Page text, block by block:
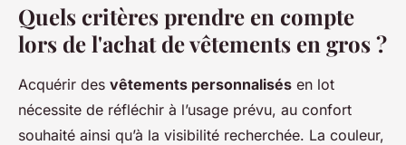
Quels critères prendre en compte
lors de l'achat de vêtements en gros ?
Acquérir des vêtements personnalisés en lot
nécessite de réfléchir à l’usage prévu, au confort
souhaité ainsi qu’à la visibilité recherchée. La couleur,